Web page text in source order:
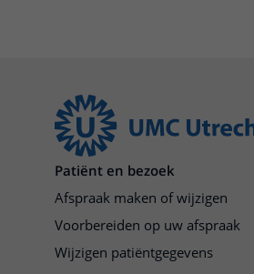
Patiënt en bezoek
Afspraak maken of wijzigen
Voorbereiden op uw afspraak
Wijzigen patiëntgegevens